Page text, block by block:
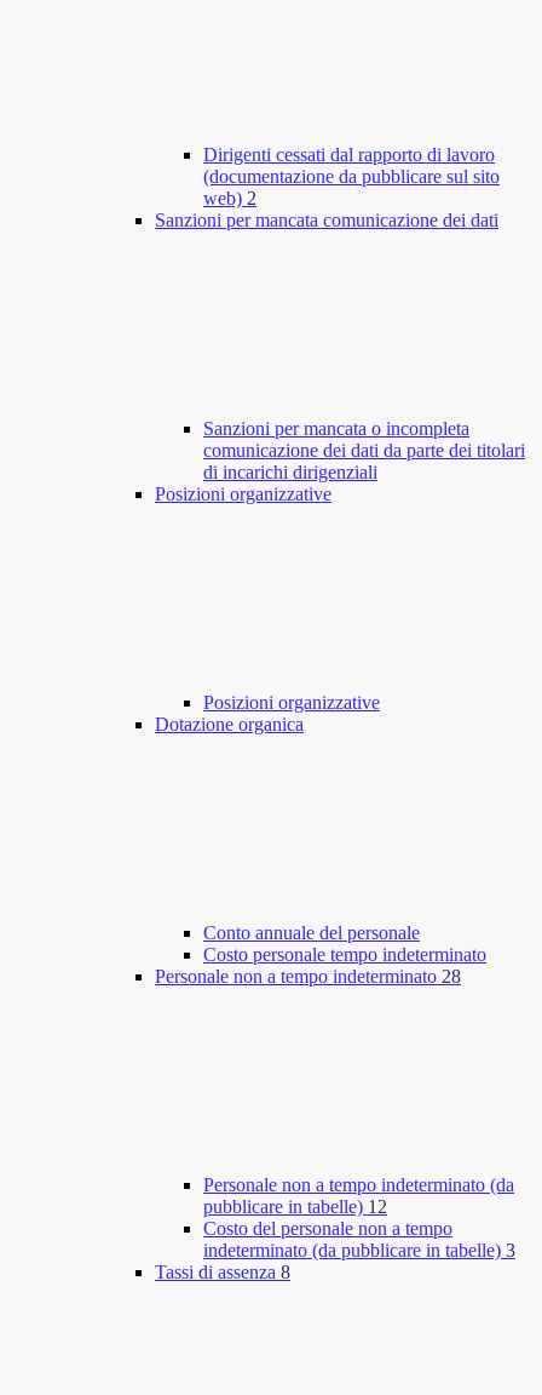
Dirigenti cessati dal rapporto di lavoro
(documentazione da pubblicare sul sito
web) 2
Sanzioni per mancata comunicazione dei dati
Sanzioni per mancata o incompleta
comunicazione dei dati da parte dei titolari
di incarichi dirigenziali
Posizioni organizzative
Posizioni organizzative
Dotazione organica
Conto annuale del personale
Costo personale tempo indeterminato
Personale non a tempo indeterminato 28
Personale non a tempo indeterminato (da
pubblicare in tabelle) 12
Costo del personale non a tempo
indeterminato (da pubblicare in tabelle) 3
Tassi di assenza 8